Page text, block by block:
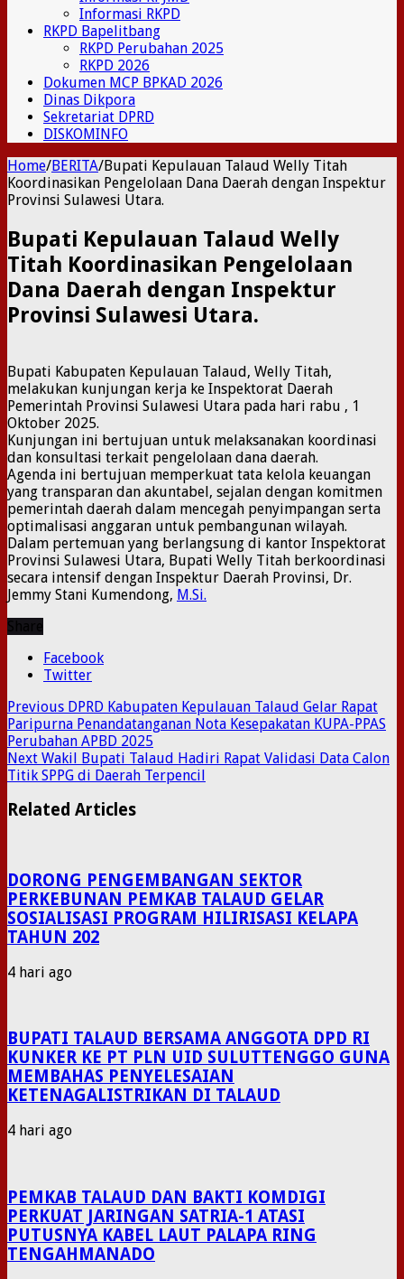
Informasi RKPD
RKPD Bapelitbang
RKPD Perubahan 2025
RKPD 2026
Dokumen MCP BPKAD 2026
Dinas Dikpora
Sekretariat DPRD
DISKOMINFO
Home/BERITA/Bupati Kepulauan Talaud Welly Titah
Koordinasikan Pengelolaan Dana Daerah dengan Inspektur
Provinsi Sulawesi Utara.
Bupati Kepulauan Talaud Welly
Titah Koordinasikan Pengelolaan
Dana Daerah dengan Inspektur
Provinsi Sulawesi Utara.
Bupati Kabupaten Kepulauan Talaud, Welly Titah,
melakukan kunjungan kerja ke Inspektorat Daerah
Pemerintah Provinsi Sulawesi Utara pada hari rabu , 1
Oktober 2025.
Kunjungan ini bertujuan untuk melaksanakan koordinasi
dan konsultasi terkait pengelolaan dana daerah.
Agenda ini bertujuan memperkuat tata kelola keuangan
yang transparan dan akuntabel, sejalan dengan komitmen
pemerintah daerah dalam mencegah penyimpangan serta
optimalisasi anggaran untuk pembangunan wilayah.
Dalam pertemuan yang berlangsung di kantor Inspektorat
Provinsi Sulawesi Utara, Bupati Welly Titah berkoordinasi
secara intensif dengan Inspektur Daerah Provinsi, Dr.
Jemmy Stani Kumendong, M.Si.
Facebook
Twitter
Previous DPRD Kabupaten Kepulauan Talaud Gelar Rapat
Paripurna Penandatanganan Nota Kesepakatan KUPA-PPAS
Perubahan APBD 2025
Next Wakil Bupati Talaud Hadiri Rapat Validasi Data Calon
Titik SPPG di Daerah Terpencil
Related Articles
DORONG PENGEMBANGAN SEKTOR
PERKEBUNAN PEMKAB TALAUD GELAR
SOSIALISASI PROGRAM HILIRISASI KELAPA
TAHUN 202
4 hari ago
BUPATI TALAUD BERSAMA ANGGOTA DPD RI
KUNKER KE PT PLN UID SULUTTENGGO GUNA
MEMBAHAS PENYELESAIAN
KETENAGALISTRIKAN DI TALAUD
4 hari ago
PEMKAB TALAUD DAN BAKTI KOMDIGI
PERKUAT JARINGAN SATRIA-1 ATASI
PUTUSNYA KABEL LAUT PALAPA RING
TENGAHMANADO